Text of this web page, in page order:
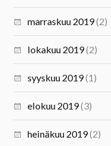
marraskuu 2019(2)
lokakuu 2019(2)
syyskuu 2019(1)
elokuu 2019(3)
heinäkuu 2019(2)